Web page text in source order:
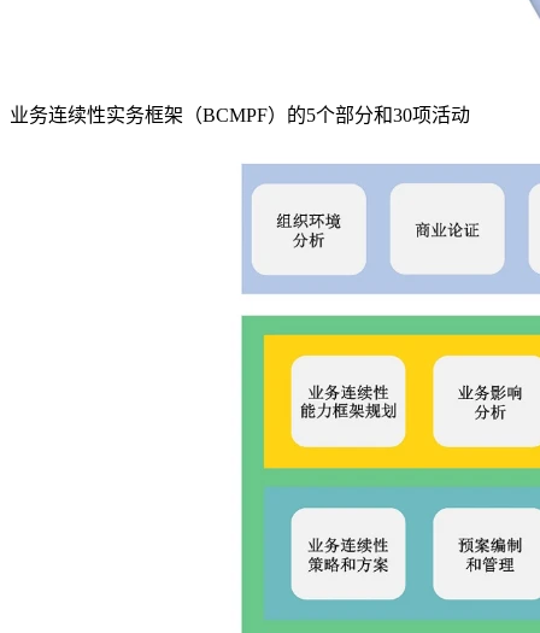
业务连续性实务框架（BCMPF）的5个部分和30项活动